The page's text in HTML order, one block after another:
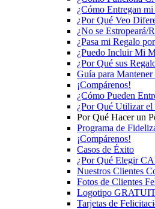
¿Cómo Entregan
¿Por Qué Veo
¿No se Estropeará/
¿Pasa mi Regalo
¿Puedo Incluir Mi
¿Por Qué sus
Guía para Mantener
¡Compárenos!
¿Cómo Pueden
¿Por Qué Utilizar
Por Qué Hacer un
Programa de
¡Compárenos!
Casos de Éxito
¿Por Qué Elegir
Nuestros Clientes
Fotos de Clientes
Logotipo
Tarjetas de